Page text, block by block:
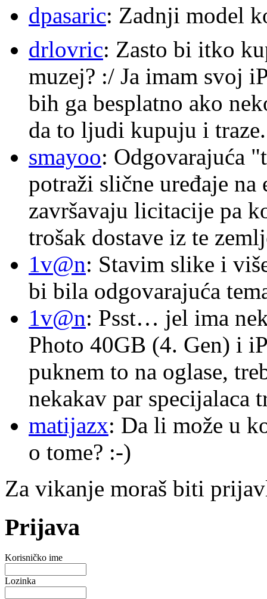
dpasaric: Zadnji model
drlovric: Zasto bi itko
muzej? :/ Ja imam svoj
bih ga besplatno ako
da to ljudi kupuju i traze.
smayoo: Odgovarajuća
potraži slične uređaje
završavaju licitacije pa
trošak dostave iz te
1v@n: Stavim slike i
bi bila odgovarajuća
1v@n: Psst… jel ima
Photo 40GB (4. Gen) i
puknem to na oglase,
nekakav par
matijazx: Da li može u
o tome? :-)
Za vikanje moraš biti
Prijava
Korisničko ime
Lozinka